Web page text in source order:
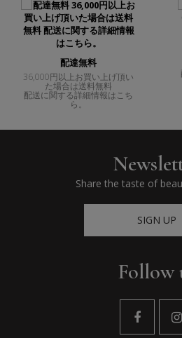
配達無料
36,000円以上お買い上げ頂い
た場合は送料無料
配送に関する詳細情報はこち
ら。
Share the taste of
SIGN UP
Follow